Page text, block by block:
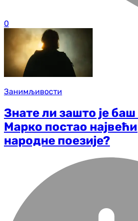
0
Занимљивости
Знате ли зашто је
Марко постао
народне поезије?